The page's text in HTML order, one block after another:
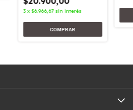
3 x$6.966,67 sin interés